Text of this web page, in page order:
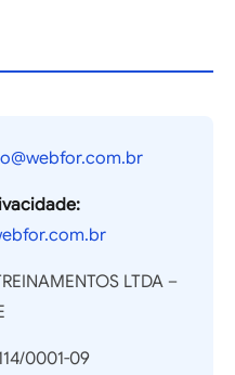
LTDA –
0001-09